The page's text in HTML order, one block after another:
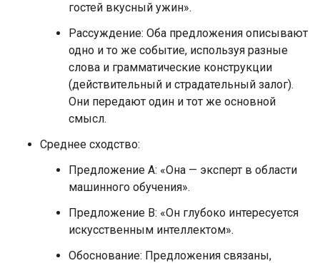
гостей вкусный ужин».
Рассуждение: Оба предложения описывают
одно и то же событие, используя разные
слова и грамматические конструкции
(действительный и страдательный залог).
Они передают один и тот же основной
смысл.
Среднее сходство:
Предложение А: «Она — эксперт в области
машинного обучения».
Предложение B: «Он глубоко интересуется
искусственным интеллектом».
Обоснование: Предложения связаны,